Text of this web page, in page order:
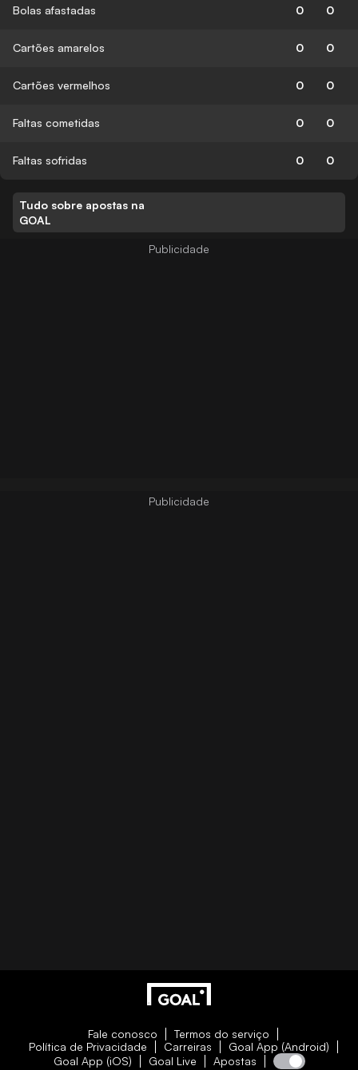
Bolas afastadas 0 0
Cartões amarelos 0 0
Cartões vermelhos 0 0
Faltas cometidas 0 0
Faltas sofridas 0 0
Tudo sobre apostas na
GOAL
Fale conosco
Termos do serviço
Política de Privacidade
Carreiras
Goal App (Android)
Goal App (iOS)
Goal Live Apostas